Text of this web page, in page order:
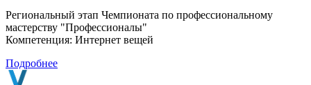
Региональный этап Чемпионата по профессиональному
мастерству "Профессионалы"
Компетенция: Интернет вещей
Подробнее